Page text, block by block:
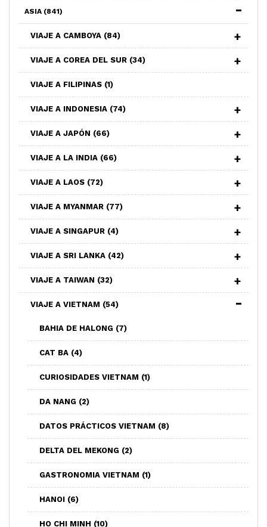
ASIA (841)
VIAJE A CAMBOYA (84)
VIAJE A COREA DEL SUR (34)
VIAJE A FILIPINAS (1)
VIAJE A INDONESIA (74)
VIAJE A JAPÓN (66)
VIAJE A LA INDIA (66)
VIAJE A LAOS (72)
VIAJE A MYANMAR (77)
VIAJE A SINGAPUR (4)
VIAJE A SRI LANKA (42)
VIAJE A TAIWAN (32)
VIAJE A VIETNAM (54)
BAHIA DE HALONG (7)
CAT BA (4)
CURIOSIDADES VIETNAM (1)
DA NANG (2)
DATOS PRÁCTICOS VIETNAM (8)
DELTA DEL MEKONG (2)
GASTRONOMIA VIETNAM (1)
HANOI (6)
HO CHI MINH (10)